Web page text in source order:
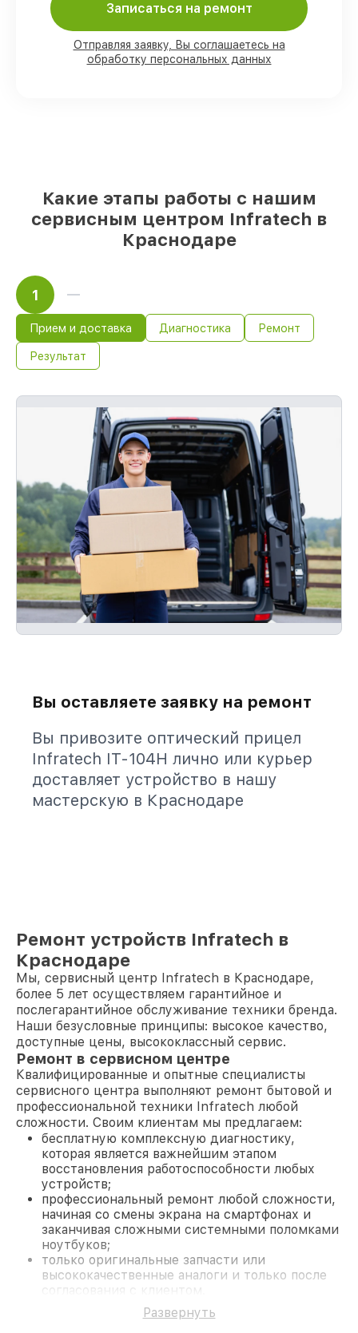
возможностью личного присутствия
владельца
90%запчастей Infratech имеются на
складе в Краснодаре, остальные
Записаться на ремонт
Отправляя заявку, Вы соглашаетесь на
обработку персональных данных
Какие этапы работы с нашим
сервисным центром Infratech в
Краснодаре
1
Прием и доставка Диагностика Ремонт
Результат
Вы оставляете заявку на ремонт
Вы привозите оптический прицел
Infratech IT-104H лично или курьер
доставляет устройство в нашу
мастерскую в Краснодаре
Ремонт устройств Infratech в
Краснодаре
Мы, сервисный центр Infratech в Краснодаре,
более 5 лет осуществляем гарантийное и
послегарантийное обслуживание техники бренда.
Наши безусловные принципы: высокое качество,
доступные цены, высококлассный сервис.
Ремонт в сервисном центре
Квалифицированные и опытные специалисты
сервисного центра выполняют ремонт бытовой и
профессиональной техники Infratech любой
сложности. Своим клиентам мы предлагаем:
бесплатную комплексную диагностику,
которая является важнейшим этапом
восстановления работоспособности любых
устройств;
профессиональный ремонт любой сложности,
начиная со смены экрана на смартфонах и
заканчивая сложными системными поломками
ноутбуков;
только оригинальные запчасти или
высококачественные аналоги и только после
согласования с клиентом.
На все работы и замененные комплектующие
предоставляется длительная гарантия. В случае
Развернуть